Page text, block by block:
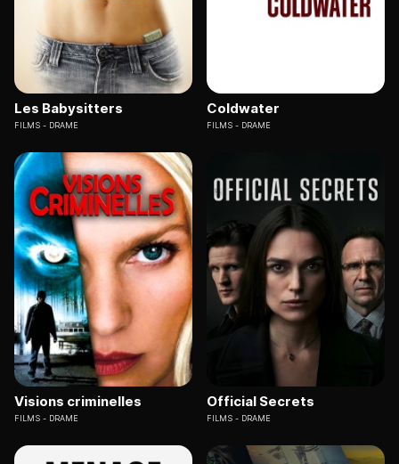
Les Babysitters
FILMS DRAME
Coldwater
FILMS DRAME
Visions criminelles
FILMS DRAME
Official Secrets
FILMS DRAME